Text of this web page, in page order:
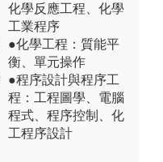
化學反應工程、化學
工業程序
●化學工程：質能平
衡、單元操作
●程序設計與程序工
程：工程圖學、電腦
程式、程序控制、化
工程序設計